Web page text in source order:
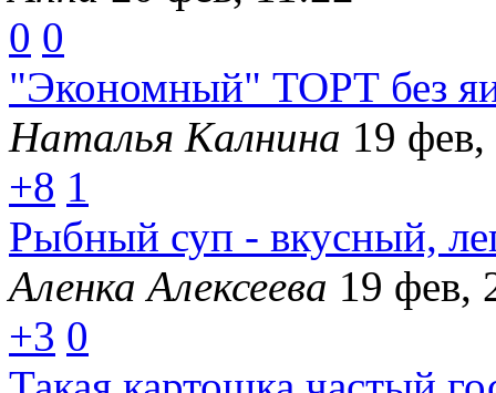
0 0
"Экономный" ТОРТ без
Наталья Калнина 19
+8 1
Рыбный суп - вкусный,
Аленка Алексеева 19 фев,
+3 0